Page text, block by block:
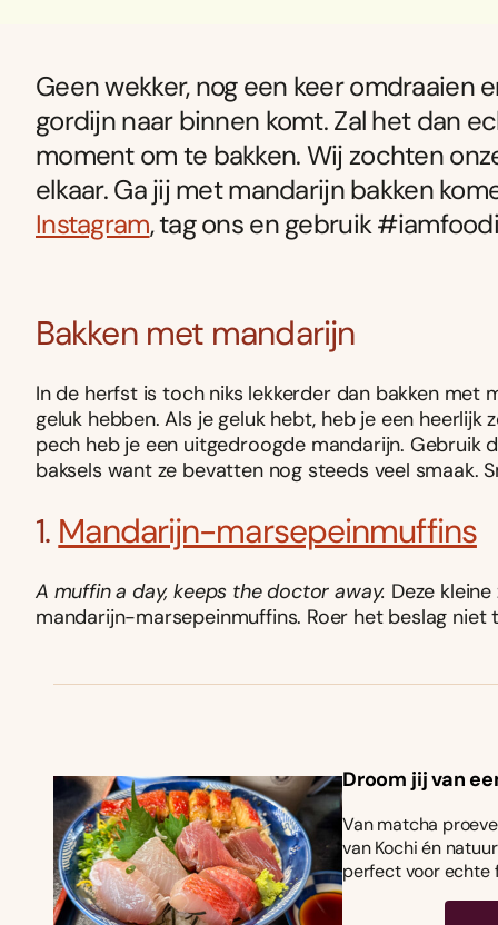
Geen wekker, nog een keer omdraaien
gordijn naar binnen komt. Zal het dan
moment om te bakken. Wij zochten
elkaar. Ga jij met mandarijn bakken
Instagram, tag ons en gebruik
Bakken met mandarijn
In de herfst is toch niks lekkerder dan bakken
geluk hebben. Als je geluk hebt, heb je een
pech heb je een uitgedroogde mandarijn.
baksels want ze bevatten nog steeds veel smaak.
1. Mandarijn-marsepeinmuffins
A muffin a day, keeps the doctor away. Deze
mandarijn-marsepeinmuffins. Roer het beslag niet
Droom jij van
Van matcha
van Kochi én
perfect voor echte